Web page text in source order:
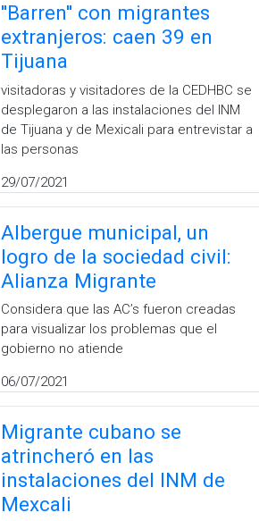
''Barren'' con migrantes
extranjeros: caen 39 en
Tijuana
visitadoras y visitadores de la CEDHBC se
desplegaron a las instalaciones del INM
de Tijuana y de Mexicali para entrevistar a
las personas
29/07/2021
Albergue municipal, un
logro de la sociedad civil:
Alianza Migrante
Considera que las AC’s fueron creadas
para visualizar los problemas que el
gobierno no atiende
06/07/2021
Migrante cubano se
atrincheró en las
instalaciones del INM de
Mexcali